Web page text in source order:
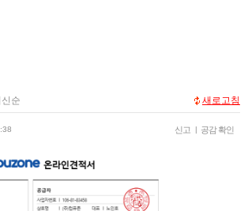
신순 새로고침
신고 | 공감 확인